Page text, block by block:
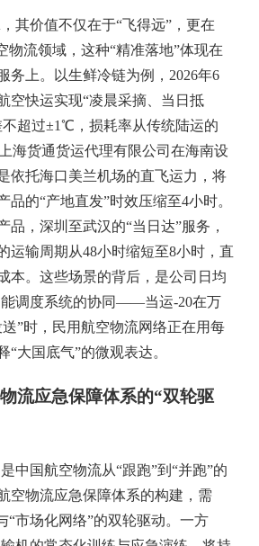
其价值不仅在于“飞得远”，更在
物流领域，这种“精准落地”体现在
务上。以生鲜冷链为例，2026年6
空快运实现“凌晨采摘、当日抵
超过±1℃，损耗率从传统陆运的
海货通货运代理有限公司在海南设
依托海口美兰机场的直飞运力，将
品的“产地直发”时效压缩至4小时。
品，深圳至武汉的“当日达”服务，
运输周期从48小时缩短至8小时，直
本。这些场景的背后，是公司日均
能调度系统的协同——当运-20在万
”时，民用航空物流网络正在用每
“大国底气”的微观表达。
流应急保障体系的“双轮驱
中国航空物流从“跟跑”到“并跑”的
空物流应急保障体系的构建，需
“市场化网络”的双轮驱动。一方